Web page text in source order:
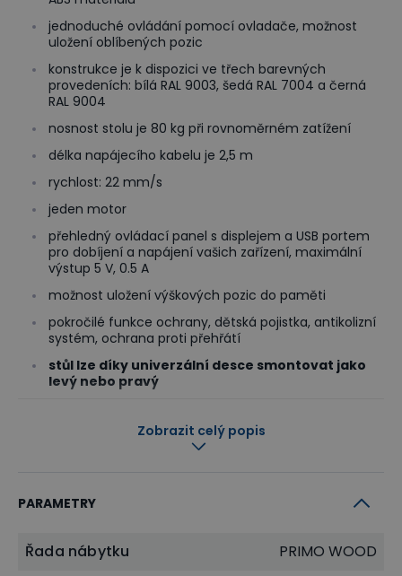
jednoduché ovládání pomocí ovladače, možnost
uložení oblíbených pozic
konstrukce je k dispozici ve třech barevných
provedeních: bílá RAL 9003, šedá RAL 7004 a černá
RAL 9004
nosnost stolu je 80 kg při rovnoměrném zatížení
délka napájecího kabelu je 2,5 m
rychlost: 22 mm/s
jeden motor
přehledný ovládací panel s displejem a USB portem
pro dobíjení a napájení vašich zařízení, maximální
výstup 5 V, 0.5 A
možnost uložení výškových pozic do paměti
pokročilé funkce ochrany, dětská pojistka, antikolizní
systém, ochrana proti přehřátí
stůl lze díky univerzální desce smontovat jako
levý nebo pravý
Odolné pracovní stoly pro každodenní práci v
kancelářích, lékařských ordinacích, ale i domácích
každodenní úkoly a poskytnou i dostatek místa pro
Zobrazit celý popis
PARAMETRY
Řada nábytku
PRIMO WOOD